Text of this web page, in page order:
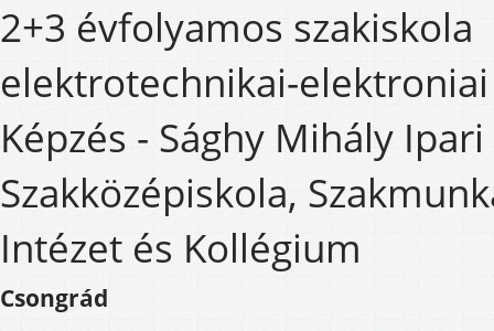
2+3 évfolyamos szakiskola
elektrotechnikai-
Képzés - Sághy Mihály Ipari
Szakközépiskola,
Intézet és Kollégium
Csongrád